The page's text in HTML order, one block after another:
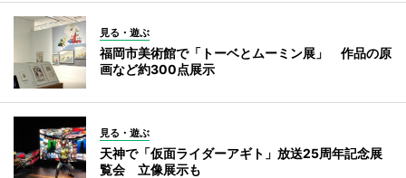
見る・遊ぶ
福岡市美術館で「トーベとムーミン展」 作品の原
画など約300点展示
見る・遊ぶ
天神で「仮面ライダーアギト」放送25周年記念展
覧会 立像展示も